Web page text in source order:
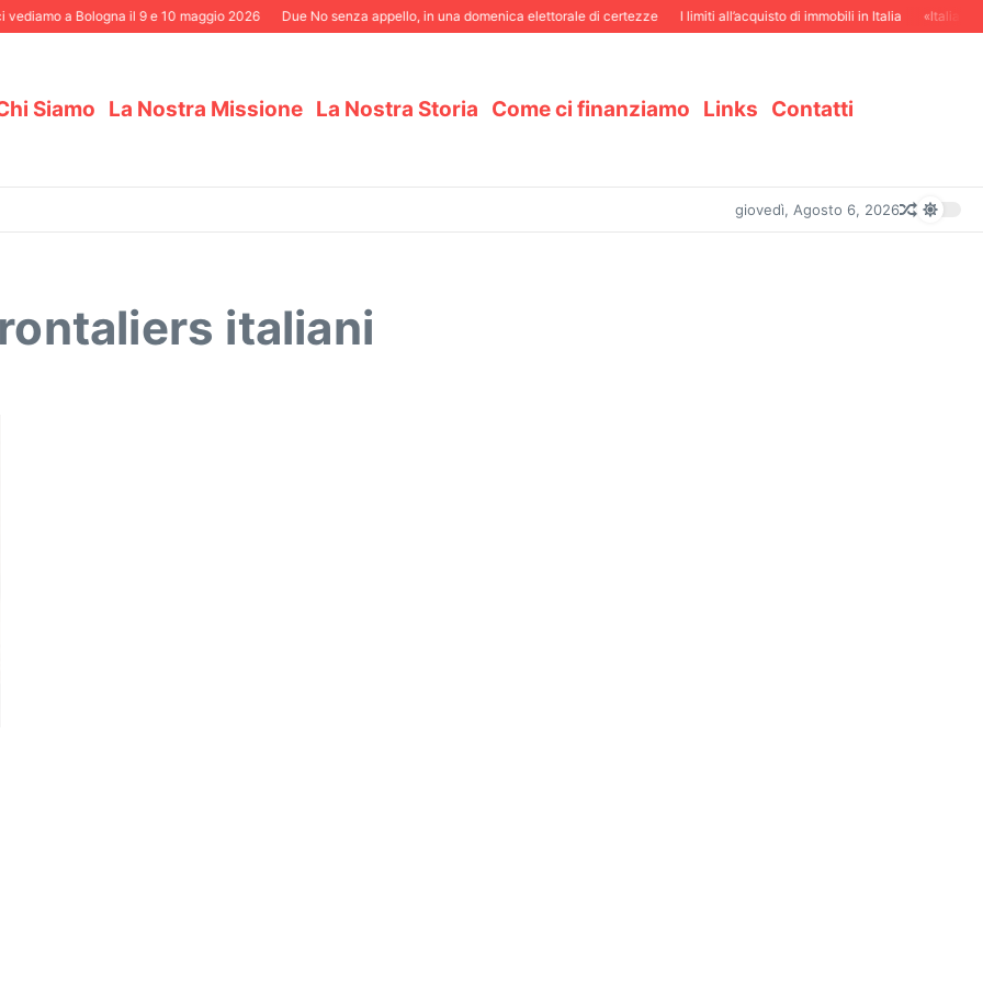
a Bologna il 9 e 10 maggio 2026 Due No senza appello, in una domenica elettorale di certezze I limiti all’acquisto di immobili in Italia «Italiani
Siamo La Nostra Missione La Nostra Storia Come ci finanziamo Links Contatti
giovedì, Agosto 6, 2026
italiani